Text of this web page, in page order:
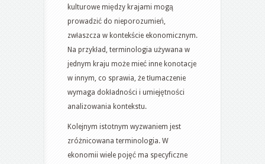
kulturowe między krajami mogą
prowadzić do nieporozumień,
zwłaszcza w kontekście ekonomicznym.
Na przykład, terminologia używana w
jednym kraju może mieć inne konotacje
w innym, co sprawia, że tłumaczenie
wymaga dokładności i umiejętności
analizowania kontekstu.
Kolejnym istotnym wyzwaniem jest
zróżnicowana terminologia. W
ekonomii wiele pojęć ma specyficzne